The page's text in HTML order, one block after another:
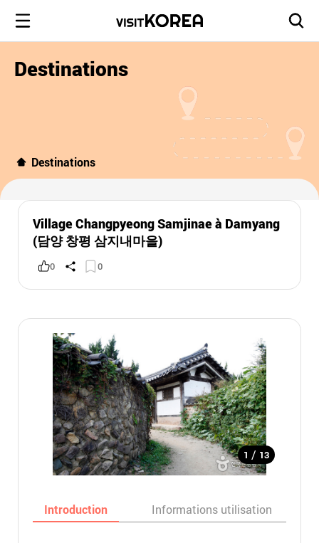
Destinations
Destinations
Village Changpyeong Samjinae à Damyang
(담양 창평 삼지내마을)
0 0
1 / 13
Introduction Informations utilisation